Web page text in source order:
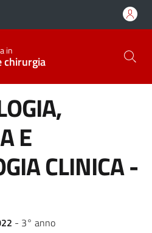
in
chirurgia
E
CLINICA -
- 3° anno